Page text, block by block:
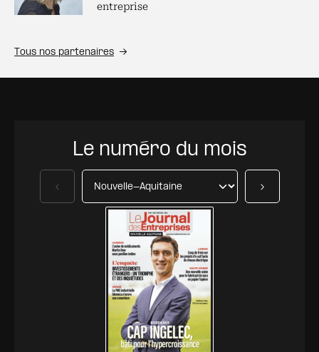
entreprise
Tous nos partenaires
Le numéro du mois
Précédent Suivant